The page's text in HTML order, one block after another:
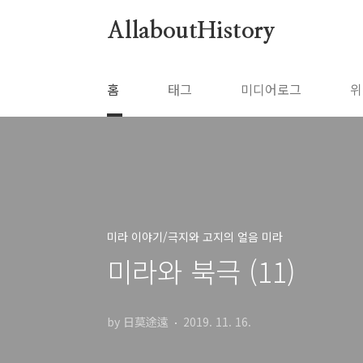
AllaboutHistory
홈 태그 미디어로그
미라 이야기/극지와 고지의 얼음 미라
미라와 북극 (11)
by 日莫途遠 2019. 11. 16.